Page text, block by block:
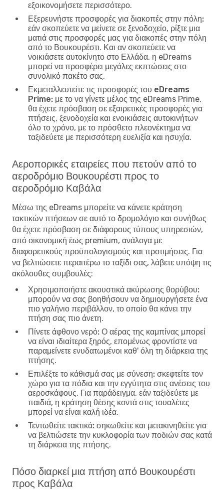
εξοικονομήσετε περισσότερο.
Εξερευνήστε προσφορές για διακοπές στην πόλη:
εάν σκοπεύετε να μείνετε σε ξενοδοχείο, ρίξτε μια
ματιά στις προσφορές μας για διακοπές στην πόλη
από το Βουκουρέστι. Και αν σκοπεύετε να
νοικιάσετε αυτοκίνητο στο Ελλάδα, η eDreams
μπορεί να προσφέρει μεγάλες εκπτώσεις στο
συνολικό πακέτο σας.
Εκμεταλλευτείτε τις προσφορές του eDreams
Prime: με το να γίνετε μέλος της eDreams Prime,
θα έχετε πρόσβαση σε εξαιρετικές προσφορές για
πτήσεις, ξενοδοχεία και ενοικιάσεις αυτοκινήτων
όλο το χρόνο, με το πρόσθετο πλεονέκτημα να
ταξιδεύετε με περισσότερη ευελιξία και ησυχία.
Αεροπορικές εταιρείες που πετούν από το
αεροδρόμιο Βουκουρέστι προς το
αεροδρόμιο Καβάλα
Μέσω της eDreams μπορείτε να κάνετε κράτηση
τακτικών πτήσεων σε αυτό το δρομολόγιο και συνήθως
θα έχετε πρόσβαση σε διάφορους τύπους υπηρεσιών,
από οικονομική έως premium, ανάλογα με
διαφορετικούς προϋπολογισμούς και προτιμήσεις. Για
να βελτιώσετε περαιτέρω το ταξίδι σας, λάβετε υπόψη τις
ακόλουθες συμβουλές:
Χρησιμοποιήστε ακουστικά ακύρωσης θορύβου:
μπορούν να σας βοηθήσουν να δημιουργήσετε ένα
πιο γαλήνιο περιβάλλον, το οποίο θα κάνει την
πτήση σας πιο άνετη.
Πίνετε άφθονο νερό: Ο αέρας της καμπίνας μπορεί
να είναι ιδιαίτερα ξηρός, επομένως φροντίστε να
παραμείνετε ενυδατωμένοι καθ' όλη τη διάρκεια της
πτήσης.
Επιλέξτε το κάθισμά σας με σύνεση: σκεφτείτε τον
χώρο για τα πόδια και την εγγύτητα στις ανέσεις του
αεροσκάφους. Για παράδειγμα, εάν ταξιδεύετε με
παιδιά, η κράτηση θέσης κοντά στις τουαλέτες
μπορεί να είναι καλή ιδέα.
Τεντωθείτε τακτικά: σηκωθείτε και μετακινηθείτε για
να βελτιώσετε την κυκλοφορία των ποδιών σας κατά
τη διάρκεια της πτήσης.
Πόσο διαρκεί μια πτήση από Βουκουρέστι
προς Καβάλα